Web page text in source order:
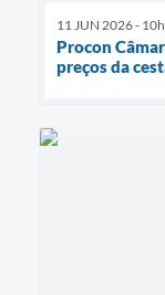
11 JUN 2026 -
Procon
preços da